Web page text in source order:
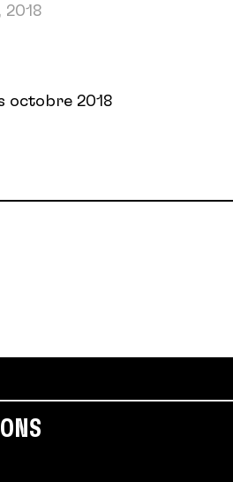
2018
octobre 2018